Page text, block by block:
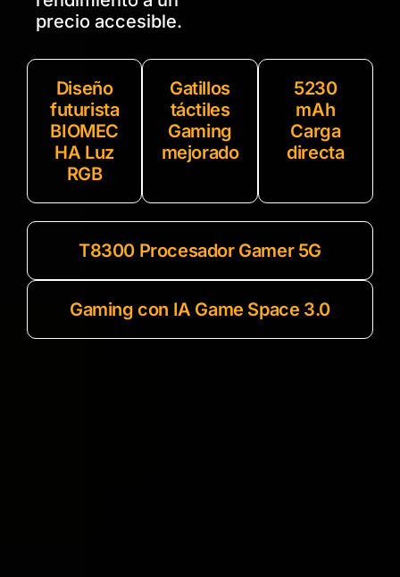
precio accesible.
Diseño
futurista
BIOMEC
HA Luz
RGB
Gatillos
táctiles
Gaming
mejorado
5230
mAh
Carga
directa
T8300 Procesador Gamer 5G
Gaming con IA Game Space 3.0